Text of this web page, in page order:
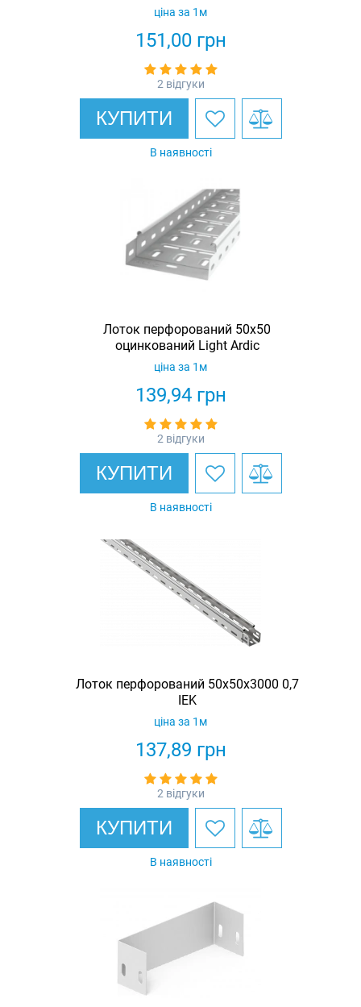
151,00грн
ціна за 1м
2 відгуки
КУПИТИ
В наявності
Лоток перфорований 50х50
оцинкований Light Ardic
139,94грн
ціна за 1м
2 відгуки
КУПИТИ
В наявності
Лоток перфорований 50х50х3000 0,7
IEK
137,89 грн
ціна за 1м
2 відгуки
КУПИТИ
В наявності